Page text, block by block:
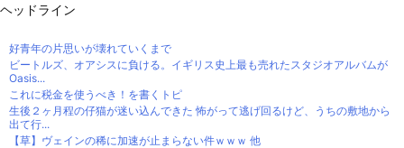
ヘッドライン
好青年の片思いが壊れていくまで
ビートルズ、オアシスに負ける。イギリス史上最も売れたスタジオアルバムが
Oasis...
これに税金を使うべき！を書くトピ
生後２ヶ月程の仔猫が迷い込んできた 怖がって逃げ回るけど、うちの敷地から
出て行...
【草】ヴェインの稀に加速が止まらない件ｗｗｗ 他